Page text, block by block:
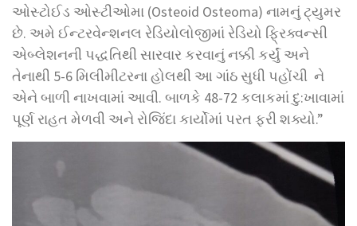
ઓસ્ટોઈડ ઓસ્ટીઓમા (Osteoid Osteoma) નામનું ટ્યુમર
છે. અમે ઈન્ટરવેન્શનલ રેડિયોલોજીમાં રેડિયો ફ્રિક્વન્સી
એબ્લેશનની પદ્ધતિથી સારવાર કરવાનું નક્કી કર્યું અને
તેનાથી 5-6 મિલીમીટરના હોલથી આ ગાંઠ સુધી પહોંચી ને
એને બાળી નાખવામાં આવી. બાળકે 48-72 કલાકમાં દુ:ખાવામાં
પૂર્ણ રાહત મેળવી અને રોજિંદા કાર્યોમાં પરત ફરી શક્યો.”